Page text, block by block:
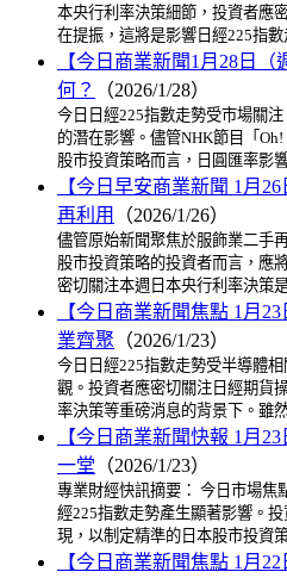
本央行利率決策細節，投資者應
在提振，這將是影響日經225指
【今日商業新聞1月28日
何？
（2026/1/28）
今日日經225指數走勢受市場關
的潛在影響。儘管NHK節目「
股市投資策略而言，日圓匯率影
【今日早安商業新聞 1月
再利用
（2026/1/26）
儘管原始新聞聚焦於服飾業二手
股市投資策略的投資者而言，應
密切關注本週日本央行利率決策
【今日商業新聞焦點 1月
業齊聚 （2026/1/23）
今日日經225指數走勢受半導體
觀。投資者應密切關注日經期貨
率決策等重磅消息的背景下。雖
【今日商業新聞快報 1月
一堂 （2026/1/23）
專業財經快訊摘要： 今日市場焦
經225指數走勢產生顯著影響。
現，以制定精準的日本股市投資
【今日商業新聞焦點 1月